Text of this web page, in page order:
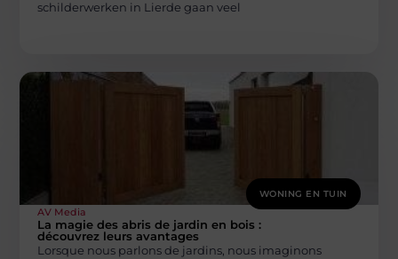
schilderwerken in Lierde gaan veel
WONING EN TUIN
AV Media
La magie des abris de jardin en bois :
découvrez leurs avantages
Lorsque nous parlons de jardins, nous imaginons